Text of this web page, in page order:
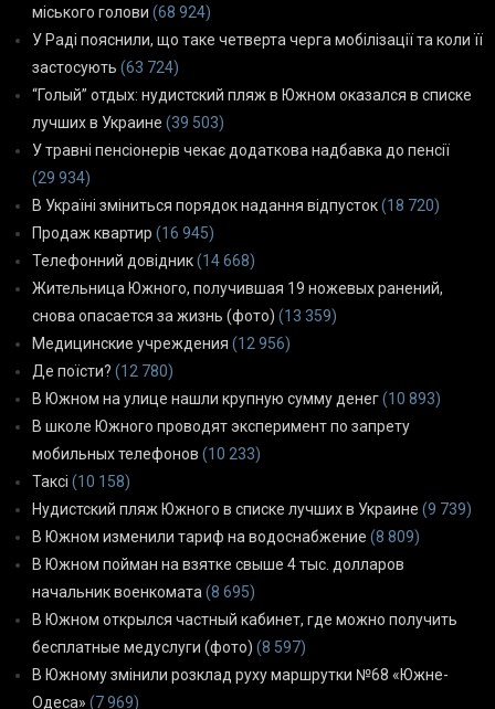
міського голови (68 924)
У Раді пояснили, що таке четверта черга мобілізації та коли її
застосують (63 724)
“Голый” отдых: нудистский пляж в Южном оказался в списке
лучших в Украине (39 503)
У травні пенсіонерів чекає додаткова надбавка до пенсії
(29 934)
В Україні зміниться порядок надання відпусток(18 720)
Продаж квартир (16 945)
Телефонний довідник(14 668)
Жительница Южного, получившая 19 ножевых ранений,
снова опасается за жизнь (фото) (13 359)
Медицинские учреждения (12 956)
Де поїсти? (12 780)
В Южном на улице нашли крупную сумму денег(10 893)
В школе Южного проводят эксперимент по запрету
мобильных телефонов (10 233)
Таксі (10 158)
Нудистский пляж Южного в списке лучших в Украине (9 739)
В Южном изменили тариф на водоснабжение (8 809)
В Южном пойман на взятке свыше 4 тыс. долларов
начальник военкомата (8 695)
В Южном открылся частный кабинет, где можно получить
бесплатные медуслуги (фото) (8 597)
В Южному змінили розклад руху маршрутки №68 «Южне-
Одеса» (7 969)